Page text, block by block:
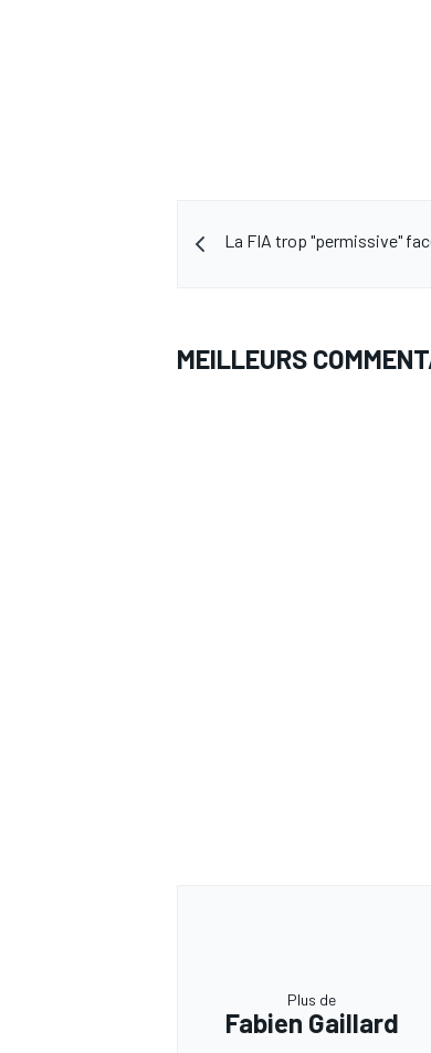
La FIA trop "permissive"
MEILLEURS
Plus de
Fabien Gaillard